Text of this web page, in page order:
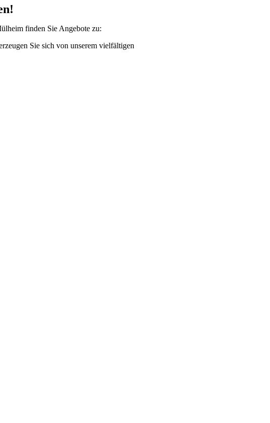
finden Sie Angebote zu:
Sie sich von unserem vielfältigen